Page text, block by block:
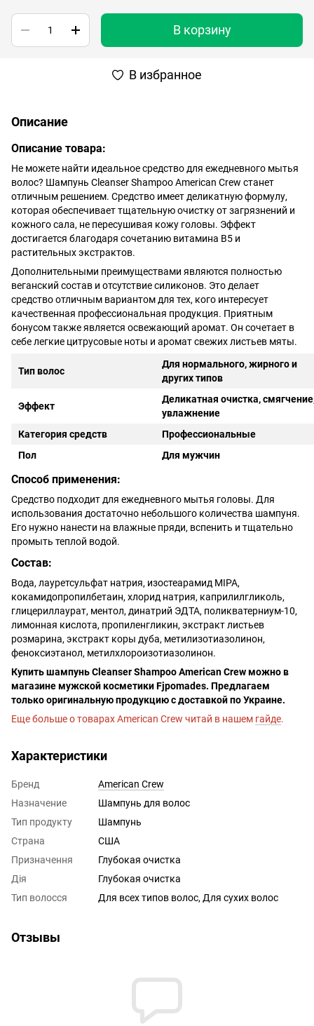
В корзину
В избранное
Описание
Описание товара:
Не можете найти идеальное средство для ежедневного мытья
волос? Шампунь Cleanser Shampoo American Crew станет
отличным решением. Средство имеет деликатную формулу,
которая обеспечивает тщательную очистку от загрязнений и
кожного сала, не пересушивая кожу головы. Эффект
достигается благодаря сочетанию витамина B5 и
растительных экстрактов.
Дополнительными преимуществами являются полностью
веганский состав и отсутствие силиконов. Это делает
средство отличным вариантом для тех, кого интересует
качественная профессиональная продукция. Приятным
бонусом также является освежающий аромат. Он сочетает в
себе легкие цитрусовые ноты и аромат свежих листьев мяты.
Тип волос
Для нормального, жирного и
других типов
Эффект
Деликатная очистка,
увлажнение
Категория средств
Профессиональные
Пол
Для мужчин
Способ применения:
Средство подходит для ежедневного мытья головы. Для
использования достаточно небольшого количества шампуня.
Его нужно нанести на влажные пряди, вспенить и тщательно
промыть теплой водой.
Состав:
Вода, лауретсульфат натрия, изостеарамид MIPA,
кокамидопропилбетаин, хлорид натрия, каприлилгликоль,
глицериллаурат, ментол, динатрий ЭДТА, поликватерниум-10,
лимонная кислота, пропиленгликин, экстракт листьев
розмарина, экстракт коры дуба, метилизотиазолинон,
феноксиэтанол, метилхлороизотиазолинон.
Купить шампунь Cleanser Shampoo American Crew можно в
магазине мужской косметики Fjpomades. Предлагаем
только оригинальную продукцию с доставкой по Украине.
Еще больше о товарах American Crew читай в нашем гайде.
Характеристики
Бренд
American Crew
Назначение
Шампунь для волос
Тип продукту
Шампунь
Страна
США
Призначення
Глубокая очистка
Дія
Глубокая очистка
Тип волосся
Для всех типов волос, Для сухих волос
Отзывы